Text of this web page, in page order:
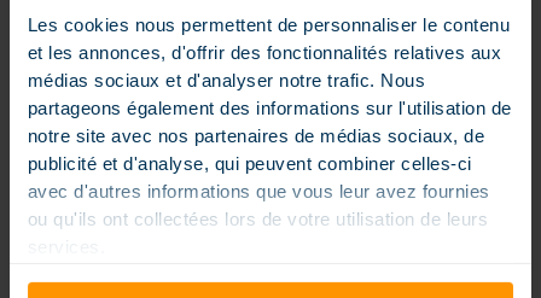
Les cookies nous permettent de personnaliser le contenu
et les annonces, d'offrir des fonctionnalités relatives aux
médias sociaux et d'analyser notre trafic. Nous
partageons également des informations sur l'utilisation de
notre site avec nos partenaires de médias sociaux, de
publicité et d'analyse, qui peuvent combiner celles-ci
avec d'autres informations que vous leur avez fournies
ou qu'ils ont collectées lors de votre utilisation de leurs
services.